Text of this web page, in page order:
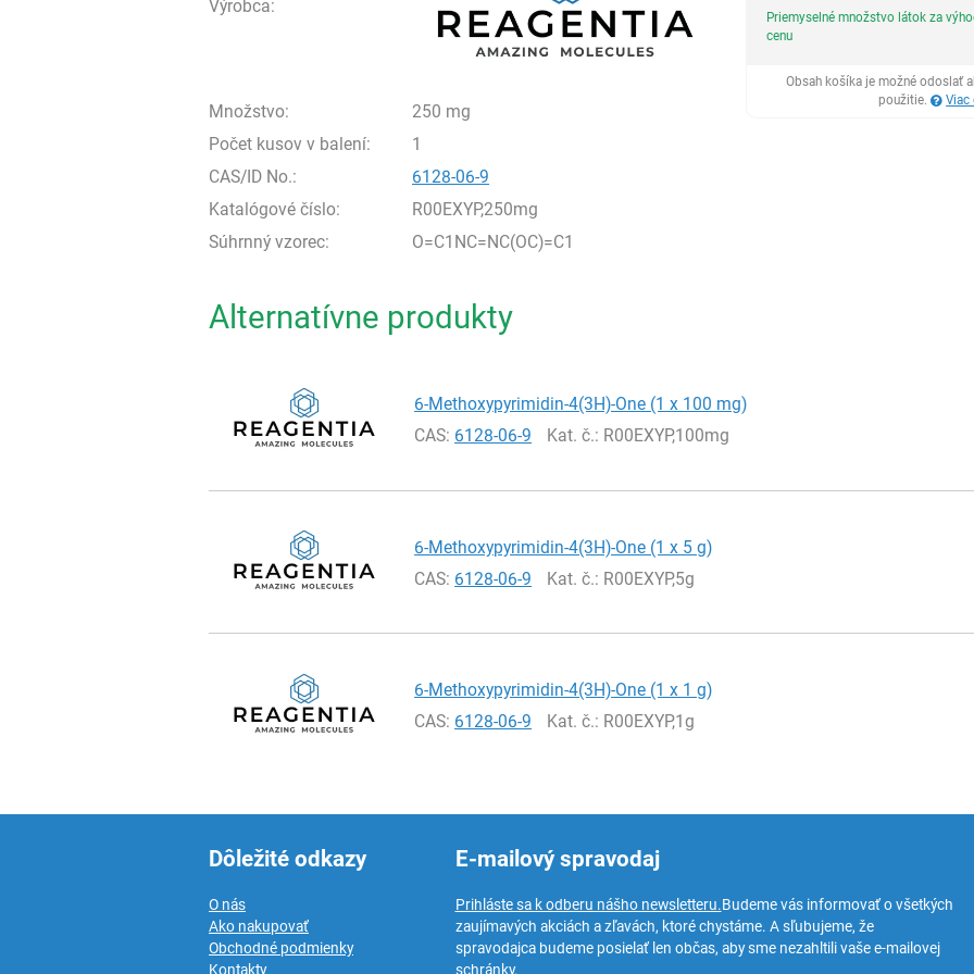
Výrobca:
Množstvo:
250 mg
Počet kusov v balení:
1
CAS/ID No.:
6128-06-9
Katalógové číslo:
R00EXYP,250mg
Súhrnný vzorec:
O=C1NC=NC(OC)=C1
Priemyselné množstvo látok za
cenu
Obsah košíka je možné odoslať
použitie.
Viac
Alternatívne produkty
6-Methoxypyrimidin-4(3H)-One (1 x 100 mg)
CAS: 6128-06-9 Kat. č.: R00EXYP,100mg
6-Methoxypyrimidin-4(3H)-One (1 x 5 g)
CAS: 6128-06-9 Kat. č.: R00EXYP,5g
6-Methoxypyrimidin-4(3H)-One (1 x 1 g)
CAS: 6128-06-9 Kat. č.: R00EXYP,1g
Dôležité odkazy
O nás
Ako nakupovať
Obchodné podmienky
Kontakty
E-mailový spravodaj
Prihláste sa k odberu nášho newsletteru.Budeme vás informovať o všetkých
zaujímavých akciách a zľavách, ktoré chystáme. A sľubujeme, že
spravodajca budeme posielať len občas, aby sme nezahltili vaše e-mailovej
schránky.